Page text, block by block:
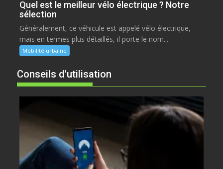
Quel est le meilleur vélo électrique ? Notre
sélection
Généralement, ce véhicule est appelé vélo électrique,
mais en termes plus détaillés, il porte le nom...
Mobilité urbaine
Conseils d'utilisation